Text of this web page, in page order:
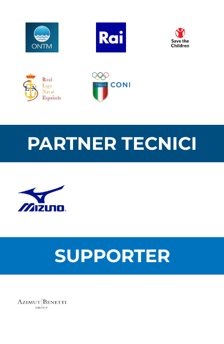
PARTNER TECNICI
SUPPORTER